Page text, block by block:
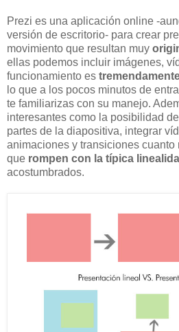
Prezi es una aplicación online -
versión de escritorio- para crear
movimiento que resultan muy
ellas podemos incluir imágenes,
funcionamiento es
lo que a los pocos minutos de
te familiarizas con su manejo.
interesantes como la posibilidad
partes de la diapositiva, integrar
animaciones y transiciones cuanto
que rompen con la típica
acostumbrados.